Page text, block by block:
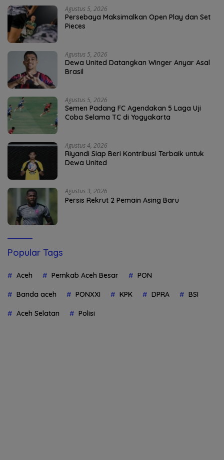
Agustus 5, 2026
Persebaya Maksimalkan Open Play dan Set
Pieces
Agustus 5, 2026
Dewa United Datangkan Winger Anyar Asal
Brasil
Agustus 5, 2026
Semen Padang FC Agendakan 5 Laga Uji
Coba Selama TC di Yogyakarta
Agustus 4, 2026
Riyandi Siap Beri Kontribusi Terbaik untuk
Dewa United
Agustus 3, 2026
Persis Rekrut 2 Pemain Asing Baru
Popular Tags
Aceh Pemkab Aceh Besar PON
Banda aceh PONXXI KPK DPRA BSI
Aceh Selatan Polisi